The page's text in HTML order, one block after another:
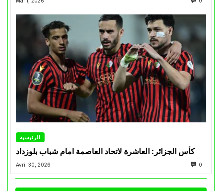
الرئيسية
كأس الجزائر: العاشرة لاتحاد العاصمة امام شباب بلوزداد
Avril 30, 2026 0